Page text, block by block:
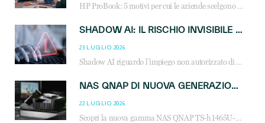
HP ProBook: 5 motivi per cui le aziende scelgono i notebook business HP per migliorare produttività, sicurezza e gestione dell’AI.
SHADOW AI: IL RISCHIO INVISIBILE CHE LE AZIENDE POSSONO GOVERNARE
23 LUGLIO 2026
Shadow AI riguardo l’impiego non autorizzato di sistemi AI all’interno dell’azienda. E’ una pratica che si diffonde a partire dai dipendenti fino ai dirigenti e mette a repentaglio la cybersecurity, con costi più elevati per le organizzazioni. Due recenti report illustrano il fenomeno e forniscono dati in merito
NAS QNAP DI NUOVA GENERAZIONE: PIÙ PRESTAZIONI, SCALABILITÀ E PROTEZIONE DEI DATI PER LE INFRASTRUTTURE IT MODERNE
22 LUGLIO 2026
Scopri la nuova gamma NAS QNAP TS-h1465U-RP, TS-h1065eU e TS-h665U: storage aziendale con ZFS, DDR5, E1.S NVMe e connettività 2.5GbE per backup, virtualizzazione e cybersecurity.